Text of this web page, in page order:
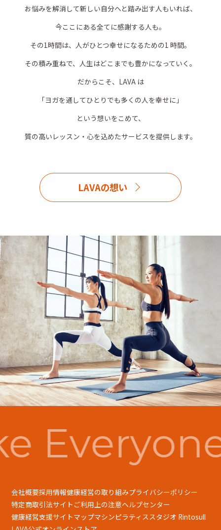
お悩みを解消して新しい自分へと踏み出す人もいれば、
今ここにある全てに感謝する人も。
その1時間は、人がひとつ幸せになるための1 時間。
その積み重ねで、人生はどこまでも豊かになっていく。
だからこそ、LAVA は
「ヨガを通してひとりでも多くの人を幸せに」
という想いをこめて、
質の高いレッスン・心を込めたサービスを提供します。
LAVAの想い
会社概要採用情報健康経営の取り組みプライバシーポリシー
特定商取引法サイトご利用上の注意ヘルプセンター
健康経営支援サイトマップマシンピラティススタジオ Rintosull